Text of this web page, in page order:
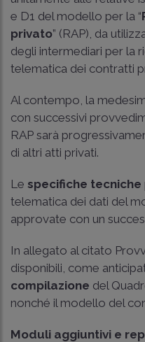
e D1 del modello per la “
privato” (RAP), da
degli intermediari per la
telematica dei contratti
Al contempo, la
con successivi
RAP sarà
di altri atti privati.
Le specifiche tecniche
telematica dei dati del
approvate con un
In allegato al citato
disponibili, come
compilazione del
nonché il modello del
Moduli aggiuntivi e